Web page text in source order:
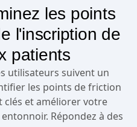
les points
l'inscription de
patients
utilisateurs suivent un
les points de friction
clés et améliorer votre
Répondez à des